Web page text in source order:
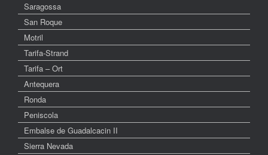
Saragossa
San Roque
Motril
Tarifa-Strand
Tarifa – Ort
Antequera
Ronda
Peniscola
Embalse de Guadalcacin II
Sierra Nevada